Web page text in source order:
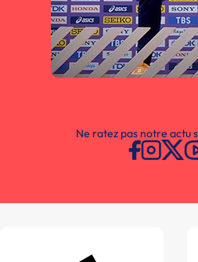
Ne ratez pas notre actu